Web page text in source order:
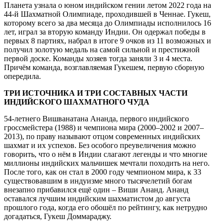
Планета узнала о юном индийском гении летом 2022 года на
44-й Шахматной Олимпиаде, проходившей в Ченнае. Гукеш,
которому всего за два месяца до Олимпиады исполнилось 16
лет, играл за вторую команду Индии. Он одержал победы в
первых 8 партиях, набрал в итоге 9 очков из 11 возможных и
получил золотую медаль на самой сильной и престижной
первой доске. Команды хозяев тогда заняли 3 и 4 места.
Причём команда, возглавляемая Гукешем, первую сборную
опередила.
ТРИ ИСТОЧНИКА И ТРИ СОСТАВНЫХ ЧАСТИ
ИНДИЙСКОГО ШАХМАТНОГО ЧУДА
54-летнего Вишванатана Ананда, первого индийского
гроссмейстера (1988) и чемпиона мира (2000–2002 и 2007–
2013), по праву называют отцом современных индийских
шахмат и их успехов. Без особого преувеличения можно
говорить, что о нём в Индии слагают легенды и что многие
миллионы индийских мальчишек мечтали походить на него.
После того, как он стал в 2000 году чемпионом мира, к 33
существовавшим в индуизме много тысячелетий богам
внезапно прибавился ещё один – Виши Ананд. Ананд
оставался лучшим индийским шахматистом до августа
прошлого года, когда его обошёл по рейтингу, как нетрудно
догадаться, Гукеш Доммараджу.